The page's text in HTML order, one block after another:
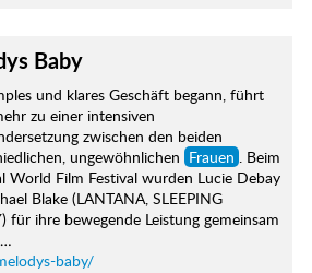
Baby
und klares Geschäft begann, führt
zu einer intensiven
zwischen den beiden
ungewöhnlichen Frauen . Beim
World Film Festival wurden Lucie Debay
Blake (LANTANA, SLEEPING
für ihre bewegende Leistung gemeinsam
baby/